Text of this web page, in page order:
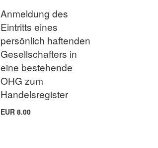
Anmeldung des
Eintritts eines
persönlich haftenden
Gesellschafters in
eine bestehende
OHG zum
Handelsregister
EUR 8.00